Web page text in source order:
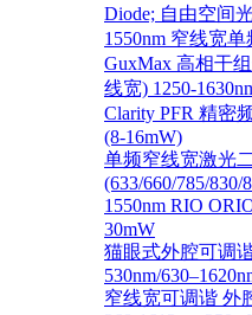
Diode; 自由空间
1550nm 窄线宽
GuxMax 高相干
线宽) 1250-
Clarity PFR 精密
(8-16mW)
单频窄线宽激光
(633/660/785/830/
1550nm RIO
30mW
猫眼式外腔可调
530nm/
窄线宽可调谐 外